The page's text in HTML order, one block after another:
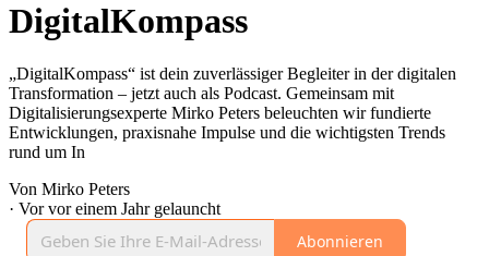
DigitalKompass
„DigitalKompass“ ist dein zuverlässiger Begleiter in der digitalen
Transformation – jetzt auch als Podcast. Gemeinsam mit
Digitalisierungsexperte Mirko Peters beleuchten wir fundierte
Entwicklungen, praxisnahe Impulse und die wichtigsten Trends
rund um In
Von Mirko Peters
· Vor vor einem Jahr gelauncht
Abonnieren